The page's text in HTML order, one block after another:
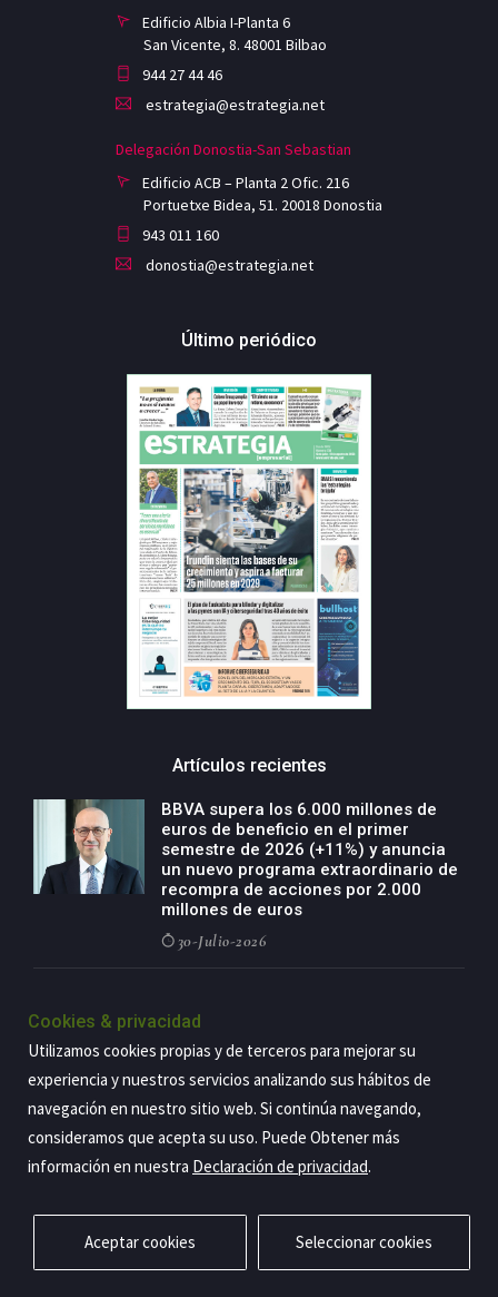
Edificio Albia I-Planta 6
San Vicente, 8. 48001 Bilbao
944 27 44 46
estrategia@estrategia.net
Delegación Donostia-San Sebastian
Edificio ACB – Planta 2 Ofic. 216
Portuetxe Bidea, 51. 20018 Donostia
943 011 160
donostia@estrategia.net
Último periódico
Artículos recientes
BBVA supera los 6.000 millones de
euros de beneficio en el primer
semestre de 2026 (+11%) y anuncia
un nuevo programa extraordinario de
recompra de acciones por 2.000
millones de euros
30-Julio-2026
negocio agro con un modelo global
países
29-Julio-2026
Privacidad Aviso legal Política de cookies Contacto
Cookies & privacidad
Utilizamos cookies propias y de terceros para mejorar su
experiencia y nuestros servicios analizando sus hábitos de
navegación en nuestro sitio web. Si continúa navegando,
consideramos que acepta su uso. Puede Obtener más
información en nuestra Declaración de privacidad.
Aceptar cookies Seleccionar cookies